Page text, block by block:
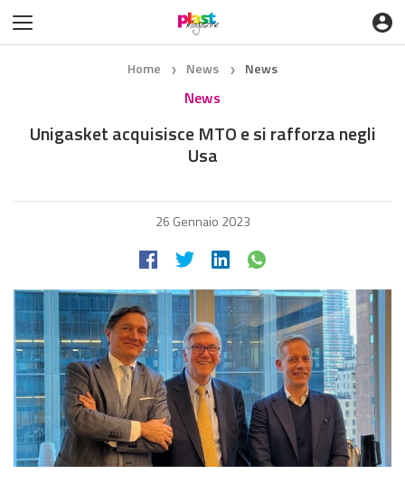
Home ❯ News ❯ News
News
Unigasket acquisisce MTO e si rafforza negli
Usa
26 Gennaio 2023